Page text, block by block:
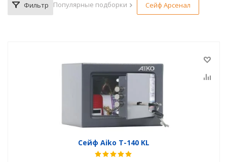
Фильтр Популярные подборки Сейф Арсенал
Сейф Aiko T-140 KL